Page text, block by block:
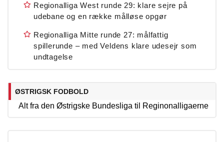
Regionalliga West runde 29: klare sejre på
udebane og en række målløse opgør
Regionalliga Mitte runde 27: målfattig
spillerunde – med Veldens klare udesejr som
undtagelse
ØSTRIGSK FODBOLD
Alt fra den Østrigske Bundesliga til Reginonalligaerne